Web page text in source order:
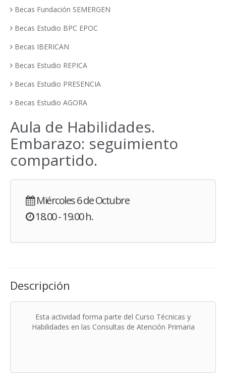
Becas Fundación SEMERGEN
Becas Estudio BPC EPOC
Becas IBERICAN
Becas Estudio REPICA
Becas Estudio PRESENCIA
Becas Estudio AGORA
Aula de Habilidades.
Embarazo: seguimiento
compartido.
Miércoles 6 de Octubre
18.00 - 19.00 h.
Descripción
Esta actividad forma parte del Curso Técnicas y
Habilidades en las Consultas de Atención Primaria